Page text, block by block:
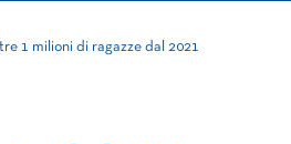
1 milioni di ragazze dal 2021